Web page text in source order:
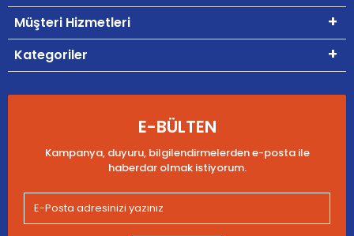
Müşteri Hizmetleri
Kategoriler
E-BÜLTEN
Kampanya, duyuru, bilgilendirmelerden e-posta ile
haberdar olmak istiyorum.